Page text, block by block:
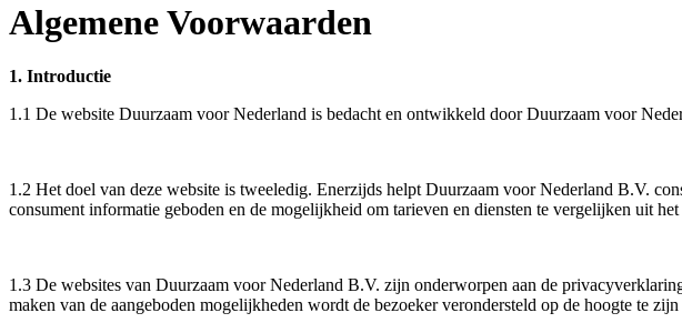
Algemene Voorwaarden
1. Introductie
1.1 De website Duurzaam voor Nederland is bedacht en ontwikkeld door Duurzaam voor
1.2 Het doel van deze website is tweeledig. Enerzijds helpt Duurzaam voor Nederland B.V.
consument informatie geboden en de mogelijkheid om tarieven en diensten te vergelijken uit
1.3 De websites van Duurzaam voor Nederland B.V. zijn onderworpen aan de
maken van de aangeboden mogelijkheden wordt de bezoeker verondersteld op de hoogte te